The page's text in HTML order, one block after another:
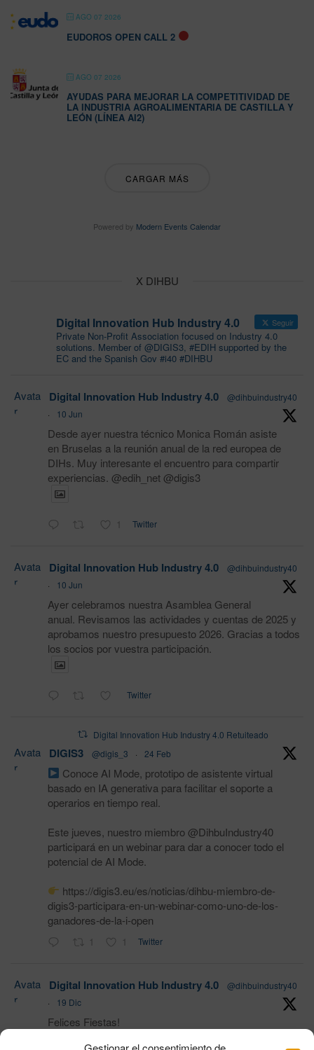
AGO 07 2026
EUDOROS OPEN CALL 2
AGO 07 2026
AYUDAS PARA MEJORAR LA COMPETITIVIDAD DE
LA INDUSTRIA AGROALIMENTARIA DE CASTILLA Y
LEÓN (LÍNEA AI2)
CARGAR MÁS
Powered by Modern Events Calendar
X DIHBU
Digital Innovation Hub Industry 4.0 Seguir
Private Non-Profit Association focused on Industry 4.0
solutions. Member of @DIGIS3, #EDIH supported by the
EC and the Spanish Gov #i40 #DIHBU
Avata
r
Digital Innovation Hub Industry 4.0
@dihbuindustry40
·
10 Jun
Desde ayer nuestra técnico Monica Román asiste
en Bruselas a la reunión anual de la red europea de
DIHs. Muy interesante el encuentro para compartir
experiencias. @edih_net @digis3
1 Twitter
Avata
r
Digital Innovation Hub Industry 4.0
@dihbuindustry40
·
10 Jun
Ayer celebramos nuestra Asamblea General
anual. Revisamos las actividades y cuentas de 2025 y
aprobamos nuestro presupuesto 2026. Gracias a todos
los socios por vuestra participación.
Twitter
Digital Innovation Hub Industry 4.0 Retuiteado
Avata
r
DIGIS3 @digis_3 · 24 Feb
Conoce AI Mode, prototipo de asistente virtual
basado en IA generativa para facilitar el soporte a
operarios en tiempo real.
Este jueves, nuestro miembro @DihbuIndustry40
participará en un webinar para dar a conocer todo el
potencial de AI Mode.
https://digis3.eu/es/noticias/dihbu-miembro-de-
digis3-participara-en-un-webinar-como-uno-de-los-
ganadores-de-la-i-open
1 1 Twitter
Avata
r
Digital Innovation Hub Industry 4.0
@dihbuindustry40
·
19 Dic
Felices Fiestas!